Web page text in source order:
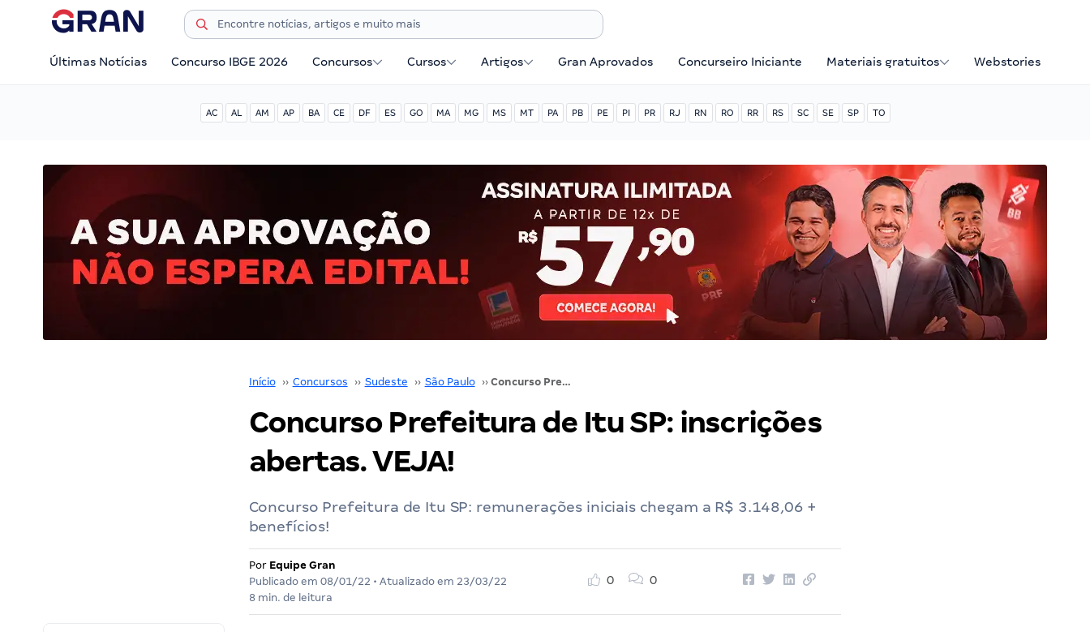
Últimas Notícias Concurso IBGE 2026 Concursos Cursos Artigos Gran Aprovados Concurseiro Iniciante Materiais gratuitos Webstories
AC AL AM AP BA CE DF ES GO MA MG MS MT PA PB PE PI PR RJ RN RO RR RS SC SE SP TO
Início ›› Concursos ›› Sudeste ›› São Paulo ›› Concurso Prefeitura de Itu SP: inscrições abertas. VEJA!
Concurso Prefeitura de Itu SP: inscrições
abertas. VEJA!
Concurso Prefeitura de Itu SP: remunerações iniciais chegam a R$ 3.148,06 +
benefícios!
Por Equipe Gran
Publicado em 08/01/22 • Atualizado em 23/03/22
8 min. de leitura
0 0